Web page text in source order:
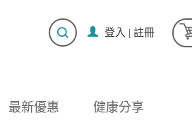
登入 | 註冊
最新優惠 健康分享